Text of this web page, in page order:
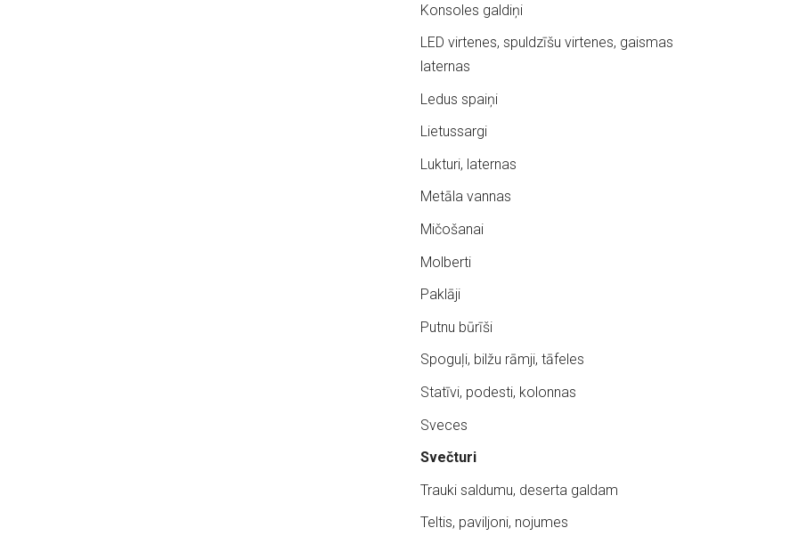
Konsoles galdiņi
LED virtenes, spuldzīšu virtenes, gaismas
laternas
Ledus spaiņi
Lietussargi
Lukturi, laternas
Metāla vannas
Mičošanai
Molberti
Paklāji
Putnu būrīši
Spoguļi, bilžu rāmji, tāfeles
Statīvi, podesti, kolonnas
Sveces
Svečturi
Trauki saldumu, deserta galdam
Teltis, paviljoni, nojumes